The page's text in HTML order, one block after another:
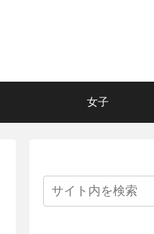
女子